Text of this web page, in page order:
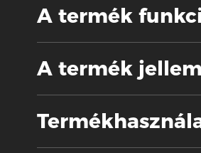
A termék
A termék